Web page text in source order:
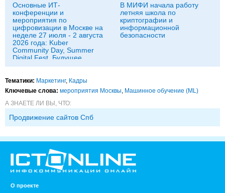
Основные ИТ-
конференции и
мероприятия по
цифровизации в Москве на
неделе 27 июля - 2 августа
2026 года: Kuber
Community Day, Summer
Digital Fest, Будущее
исследований в
В МИФИ начала работу
летняя школа по
криптографии и
информационной
безопасности
Тематики: Маркетинг, Кадры
Ключевые слова: мероприятия Москвы Машинное обучение (ML)
А ЗНАЕТЕ ЛИ ВЫ, ЧТО:
Продвижение сайтов Спб
О проекте